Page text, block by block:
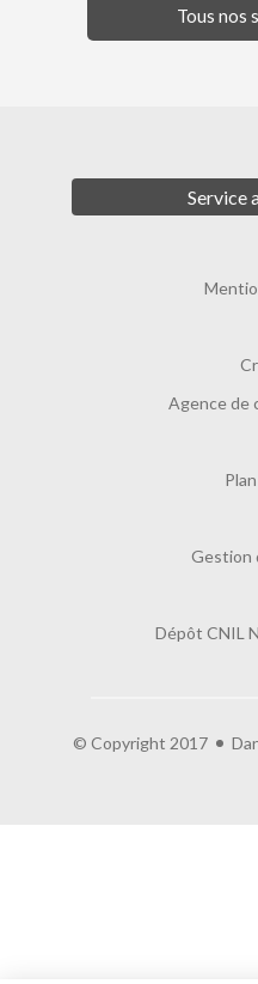
Tous nos
Service
Agence de
Gestion
Dépôt CNIL
© Copyright 2017